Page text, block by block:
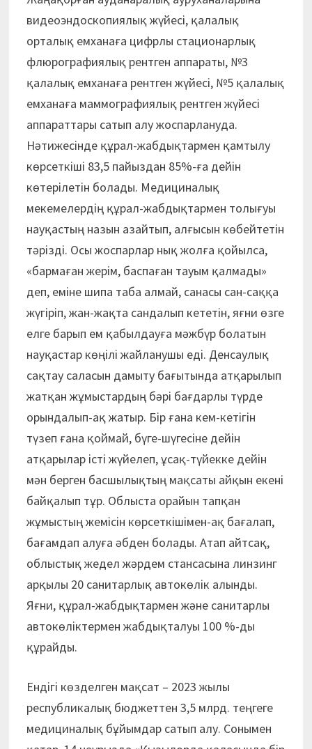
видеоэндоскопиялық жүйесі, қалалық
орталық емханаға цифрлы стационарлық
флюрографиялық рентген аппараты, №3
қалалық емханаға рентген жүйесі, №5 қалалық
емханаға маммографиялық рентген жүйесі
аппараттары сатып алу жоспарлануда.
Нәтижесінде құрал-жабдықтармен қамтылу
көрсеткіші 83,5 пайыздан 85%-ға дейін
көтерілетін болады. Медициналық
мекемелердің құрал-жабдықтармен толығуы
науқастың назын азайтып, алғысын көбейтетін
тәрізді. Осы жоспарлар нық жолға қойылса,
«бармаған жерім, баспаған тауым қалмады»
деп, еміне шипа таба алмай, санасы сан-саққа
жүгіріп, жан-жақта сандалып кететін, яғни өзге
елге барып ем қабылдауға мәжбүр болатын
науқастар көңілі жайланушы еді. Денсаулық
сақтау саласын дамыту бағытында атқарылып
жатқан жұмыс­тардың бәрі бағдарлы түрде
орындалып-ақ жатыр. Бір ғана кем-кетігін
түзеп ғана қоймай, бүге-шүгесіне дейін
атқарылар істі жүйелеп, ұсақ-түйекке дейін
мән берген басшылықтың мақсаты айқын екені
байқалып тұр. Облыста орайын тапқан
жұмыстың жемісін көрсеткішімен-ақ бағалап,
бағамдап алуға әбден болады. Атап айтсақ,
облыстық жедел жәрдем стансасына линзинг
арқылы 20 санитарлық автокөлік алынды.
Яғни, құрал-жабдықтармен және санитарлы
автокөліктермен жабдықталуы 100 %-ды
құрайды.
Ендігі көзделген мақсат – 2023 жылы
республикалық бюджеттен 3,5 млрд. теңгеге
медициналық бұйымдар сатып алу. Сонымен